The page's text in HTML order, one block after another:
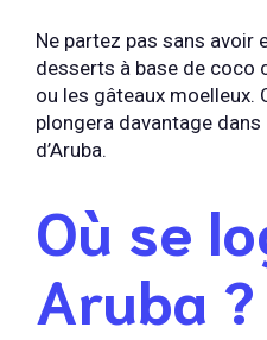
Ne partez pas sans avoir
desserts à base de coco
ou les gâteaux moelleux.
plongera davantage
d’Aruba.
Où se
Aruba ?